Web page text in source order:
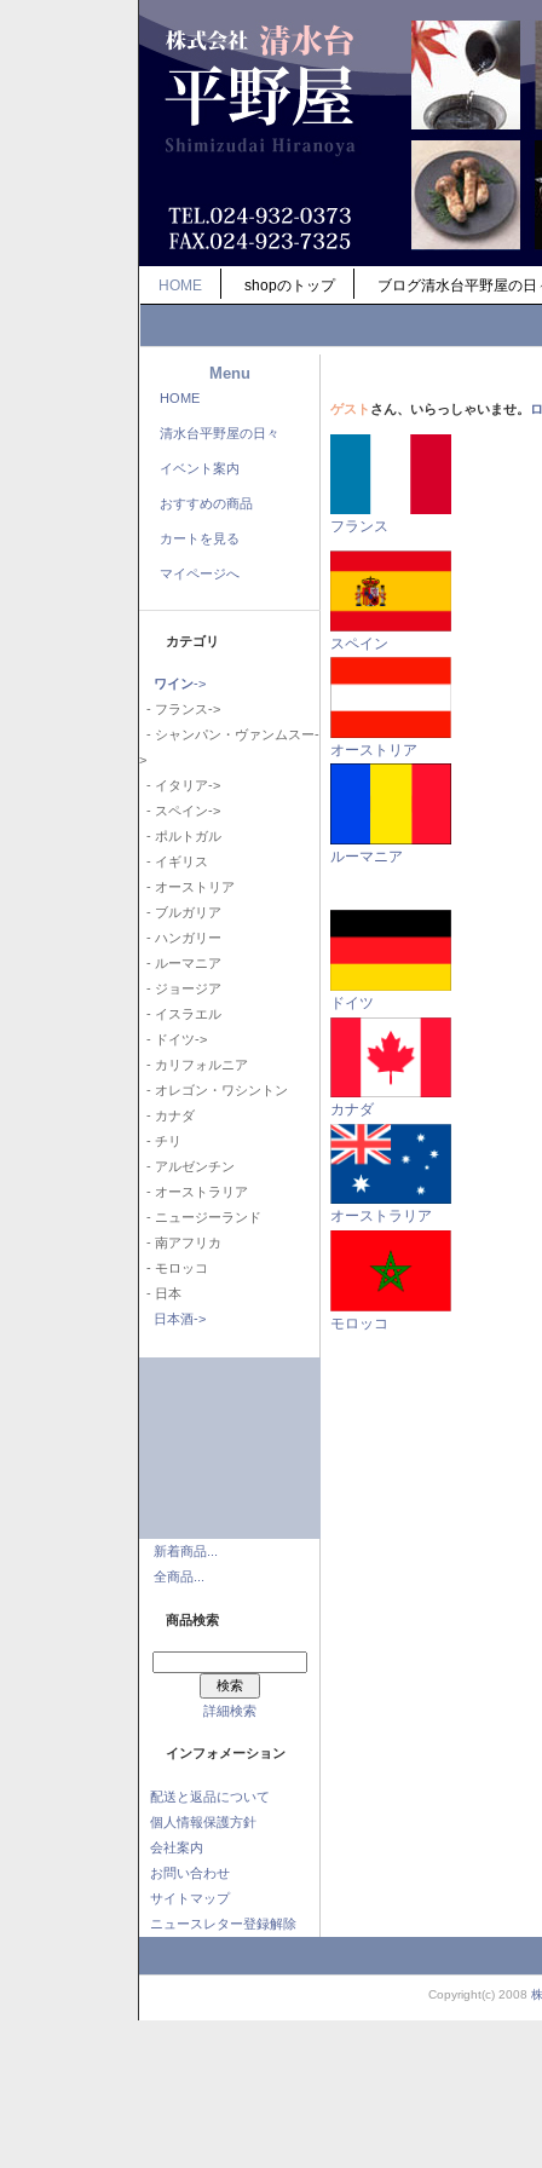
HOME shopのトップ ブログ清水台平野屋の日
Menu
HOME
清水台平野屋の日々
イベント案内
おすすめの商品
カートを見る
マイページへ
カテゴリ
ワイン->
- フランス->
- シャンパン・ヴァンムスー-
>
- イタリア->
- スペイン->
- ポルトガル
- イギリス
- オーストリア
- ブルガリア
- ハンガリー
- ルーマニア
- ジョージア
- イスラエル
- ドイツ->
- カリフォルニア
- オレゴン・ワシントン
- カナダ
- チリ
- アルゼンチン
- オーストラリア
- ニュージーランド
- 南アフリカ
- モロッコ
- 日本
日本酒->
新着商品...
全商品...
商品検索
詳細検索
インフォメーション
配送と返品について
個人情報保護方針
会社案内
お問い合わせ
サイトマップ
ニュースレター登録解除
ゲスト さん、いらっしゃいませ。
フランス
スペイン
オーストリア
ルーマニア
ドイツ
カナダ
オーストラリア
モロッコ
Copyright(c) 2008